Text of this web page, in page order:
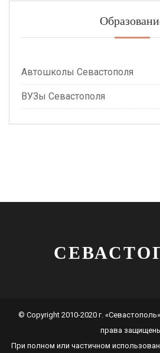
Автошколы Севастополя
ВУЗы Севастополя
© Copyright 2010-2020 г.
права
При полном или частичном